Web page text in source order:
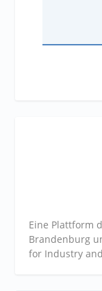
Eine Plattform
Brandenburg
for Industry and